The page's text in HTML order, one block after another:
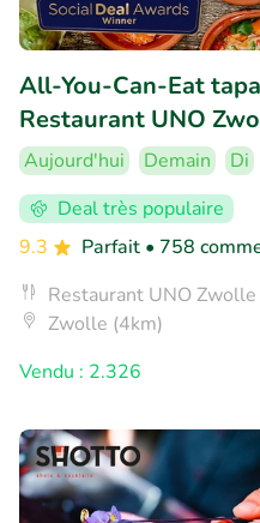
All-You-Can-Eat
Restaurant UNO
Aujourd'hui Demain Di
Deal très populaire
9.3
Parfait • 758
Restaurant UNO Zwolle
Zwolle (4km)
Vendu : 2.326